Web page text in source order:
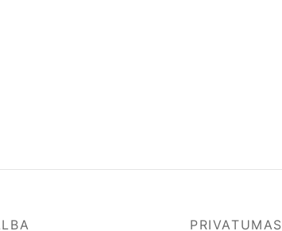
PRIVATUMAS